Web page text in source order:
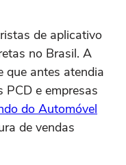
de aplicativo
no Brasil. A
que antes atendia
PCD e empresas
do Automóvel
de vendas